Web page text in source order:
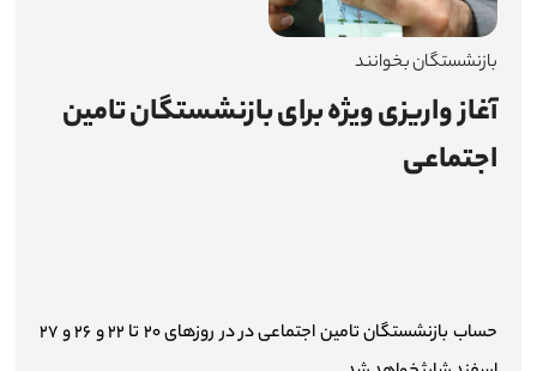
اطلاع‌رسانی
میزخدمت
چندرسانه‌ای
بازنشستگان بخوانند
آغاز واریزی‌ ویژه برای بازنشستگان تامین
اجتماعی
حساب بازنشستگان تامین اجتماعی در در روز‌های ۲۰ تا ۲۲ و ۲۶ و ۲۷